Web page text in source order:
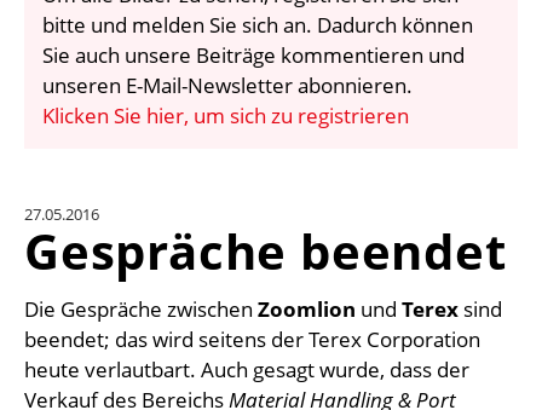
BIBLIOTHEK
KRAN & BÜHNE
EINHEITENKONVERTER
KONTAKT
bitte und melden Sie sich an. Dadurch können
Sie auch unsere Beiträge kommentieren und
unseren E-Mail-Newsletter abonnieren.
Klicken Sie hier, um sich zu registrieren
27.05.2016
Gespräche beendet
Die Gespräche zwischen Zoomlion und Terex sind
beendet; das wird seitens der Terex Corporation
heute verlautbart. Auch gesagt wurde, dass der
Verkauf des Bereichs Material Handling & Port